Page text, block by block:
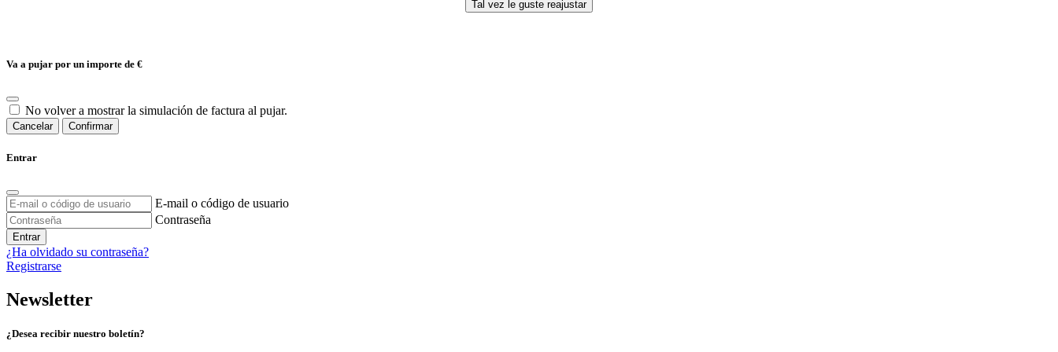
Va a pujar por un importe de €
No volver a mostrar la simulación de factura al pujar.
Cancelar Confirmar
Entrar
E-mail o código de usuario
Contraseña
Entrar
¿Ha olvidado su contraseña?
Registrarse
Newsletter
¿Desea recibir nuestro boletín?